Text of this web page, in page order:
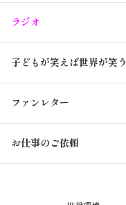
ラジオ
子どもが笑えば世界が笑う
ファンレター
お仕事のご依頼